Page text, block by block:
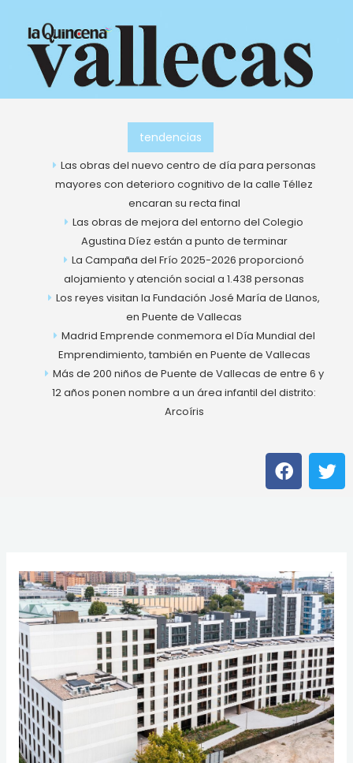
contenido
tendencias
Las obras del nuevo centro de día para personas
mayores con deterioro cognitivo de la calle Téllez
encaran su recta final
Las obras de mejora del entorno del Colegio
Agustina Díez están a punto de terminar
La Campaña del Frío 2025-2026 proporcionó
alojamiento y atención social a 1.438 personas
Los reyes visitan la Fundación José María de Llanos,
en Puente de Vallecas
Madrid Emprende conmemora el Día Mundial del
Emprendimiento, también en Puente de Vallecas
Más de 200 niños de Puente de Vallecas de entre 6 y
12 años ponen nombre a un área infantil del distrito:
Arcoíris
F
a
c
o
k
T
w
i
r